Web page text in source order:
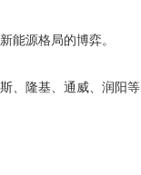
能源格局的博弈。
、隆基、通威、润阳等